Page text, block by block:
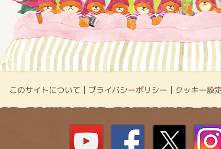
このサイトについて プライバシーポリシー クッキー設